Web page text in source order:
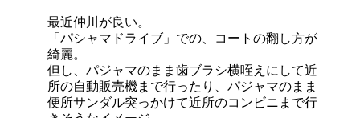
最近仲川が良い。
「パシャマドライブ」での、コートの翻し方が
綺麗。
但し、パジャマのまま歯ブラシ横咥えにして近
所の自動販売機まで行ったり、パジャマのまま
便所サンダル突っかけて近所のコンビニまで行